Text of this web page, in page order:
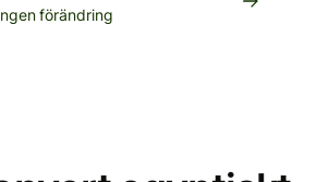
förändring